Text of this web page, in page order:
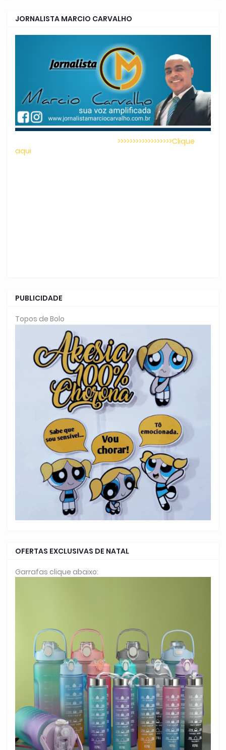
JORNALISTA MARCIO CARVALHO
>>>>>>>>>>>>>>>>>>Clique
aqui
PUBLICIDADE
Topos de Bolo
OFERTAS EXCLUSIVAS DE NATAL
Garrafas clique abaixo: